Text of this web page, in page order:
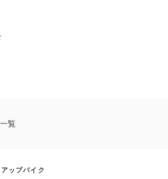
覧
ップバイク